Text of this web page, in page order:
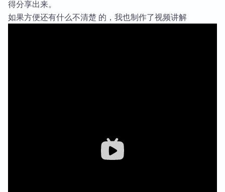
得分享出来。
如果方便还有什么不清楚 的，我也制作了视频讲解